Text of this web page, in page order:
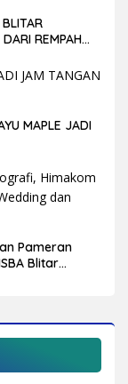
REMPAH
MAPLE JADI
Pameran
Blitar